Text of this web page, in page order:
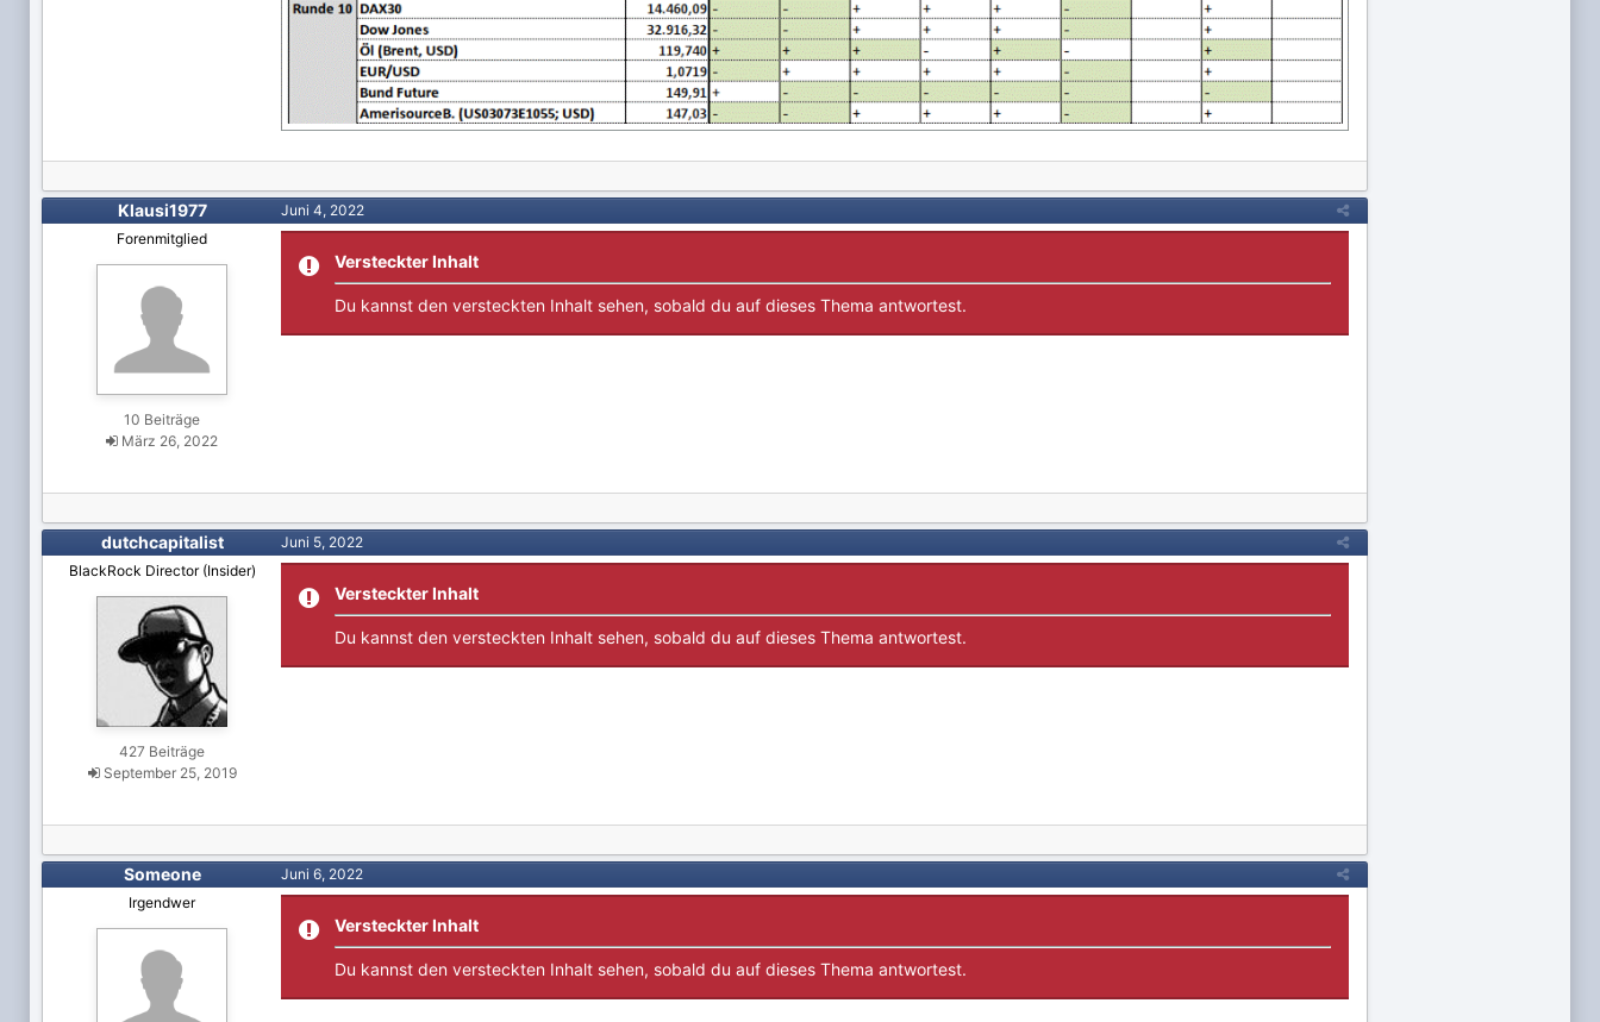
Klausi1977
Forenmitglied
10 Beiträge
März 26, 2022
Juni 4, 2022
Versteckter Inhalt
Du kannst den versteckten Inhalt sehen, sobald du auf dieses Thema antwortest.
dutchcapitalist
BlackRock Director (Insider)
427 Beiträge
September 25, 2019
Juni 5, 2022
Versteckter Inhalt
Du kannst den versteckten Inhalt sehen, sobald du auf dieses Thema antwortest.
Someone
Irgendwer
Juni 6, 2022
Versteckter Inhalt
Du kannst den versteckten Inhalt sehen, sobald du auf dieses Thema antwortest.